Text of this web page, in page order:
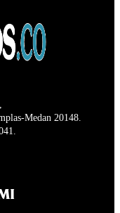
Medan 20148.